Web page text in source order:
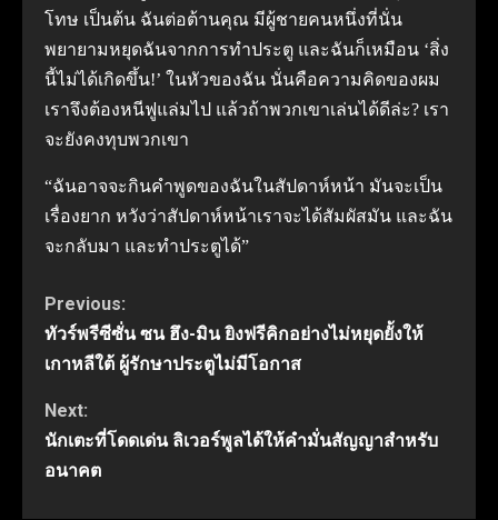
โทษ เป็นต้น ฉันต่อต้านคุณ มีผู้ชายคนหนึ่งที่นั่น
พยายามหยุดฉันจากการทําประตู และฉันก็เหมือน ‘สิ่ง
นี้ไม่ได้เกิดขึ้น!’ ในหัวของฉัน นั่นคือความคิดของผม
เราจึงต้องหนีฟูแล่มไป แล้วถ้าพวกเขาเล่นได้ดีล่ะ? เรา
จะยังคงทุบพวกเขา
“ฉันอาจจะกินคำพูดของฉันในสัปดาห์หน้า มันจะเป็น
เรื่องยาก หวังว่าสัปดาห์หน้าเราจะได้สัมผัสมัน และฉัน
จะกลับมา และทำประตูได้”
Continue
Reading
Previous:
ทัวร์พรีซีซั่น ซน ฮึง-มิน ยิงฟรีคิกอย่างไม่หยุดยั้งให้
เกาหลีใต้ ผู้รักษาประตูไม่มีโอกาส
Next:
นักเตะที่โดดเด่น ลิเวอร์พูลได้ให้คำมั่นสัญญาสำหรับ
อนาคต